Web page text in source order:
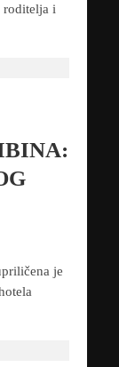
roditelja i
je